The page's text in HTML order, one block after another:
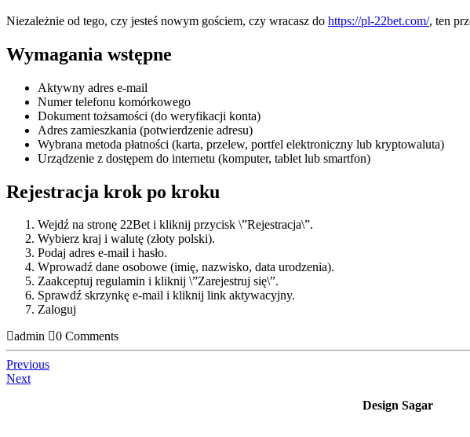
Niezależnie od tego, czy jesteś nowym gościem, czy wracasz do https://pl-22bet.com/, ten
Wymagania wstępne
Aktywny adres e-mail
Numer telefonu komórkowego
Dokument tożsamości (do weryfikacji konta)
Adres zamieszkania (potwierdzenie adresu)
Wybrana metoda płatności (karta, przelew, portfel elektroniczny lub kryptowaluta)
Urządzenie z dostępem do internetu (komputer, tablet lub smartfon)
Rejestracja krok po kroku
Wejdź na stronę 22Bet i kliknij przycisk \”Rejestracja\”.
Wybierz kraj i walutę (złoty polski).
Podaj adres e-mail i hasło.
Wprowadź dane osobowe (imię, nazwisko, data urodzenia).
Zaakceptuj regulamin i kliknij \”Zarejestruj się\”.
Sprawdź skrzynkę e-mail i kliknij link aktywacyjny.
Zaloguj
admin
0 Comments
Previous
Next
Design Sagar